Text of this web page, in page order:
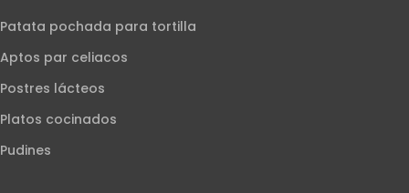
Patata pochada para tortilla
Aptos par celiacos
Postres lácteos
Platos cocinados
Pudines